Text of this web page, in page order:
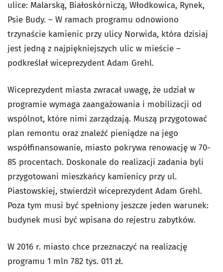
ulice: Malarską, Białoskórniczą, Włodkowica, Rynek,
Psie Budy. – W ramach programu odnowiono
trzynaście kamienic przy ulicy Norwida, która dzisiaj
jest jedną z najpiękniejszych ulic w mieście –
podkreślał wiceprezydent Adam Grehl.
Wiceprezydent miasta zwracał uwagę, że udział w
programie wymaga zaangażowania i mobilizacji od
wspólnot, które nimi zarządzają. Muszą przygotować
plan remontu oraz znaleźć pieniądze na jego
współfinansowanie, miasto pokrywa renowację w 70-
85 procentach. Doskonale do realizacji zadania byli
przygotowani mieszkańcy kamienicy przy ul.
Piastowskiej, stwierdził wiceprezydent Adam Grehl.
Poza tym musi być spełniony jeszcze jeden warunek:
budynek musi być wpisana do rejestru zabytków.
W 2016 r. miasto chce przeznaczyć na realizację
programu 1 mln 782 tys. 011 zł.